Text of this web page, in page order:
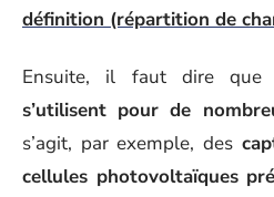
définition (répartition de
Ensuite, il faut dire que
s’utilisent pour de
s’agit, par exemple, des
cellules photovoltaïques